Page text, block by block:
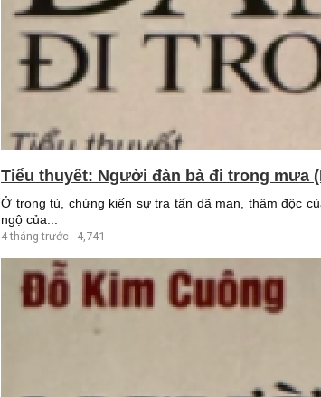
Tiểu thuyết: Người đàn bà đi trong mưa
Ở trong tù, chứng kiến sự tra tấn dã man, thâm độc
ngộ của...
4 tháng trước 4,741